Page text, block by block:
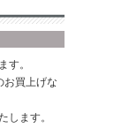
す。
お買上げな
します。